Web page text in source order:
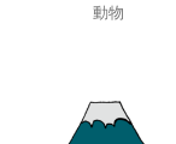
動物